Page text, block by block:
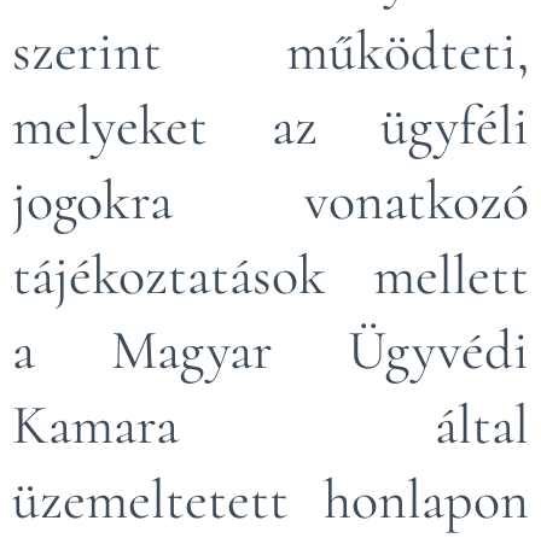
szerint működteti,
melyeket az ügyféli
jogokra vonatkozó
tájékoztatások mellett
a Magyar Ügyvédi
Kamara által
üzemeltetett honlapon